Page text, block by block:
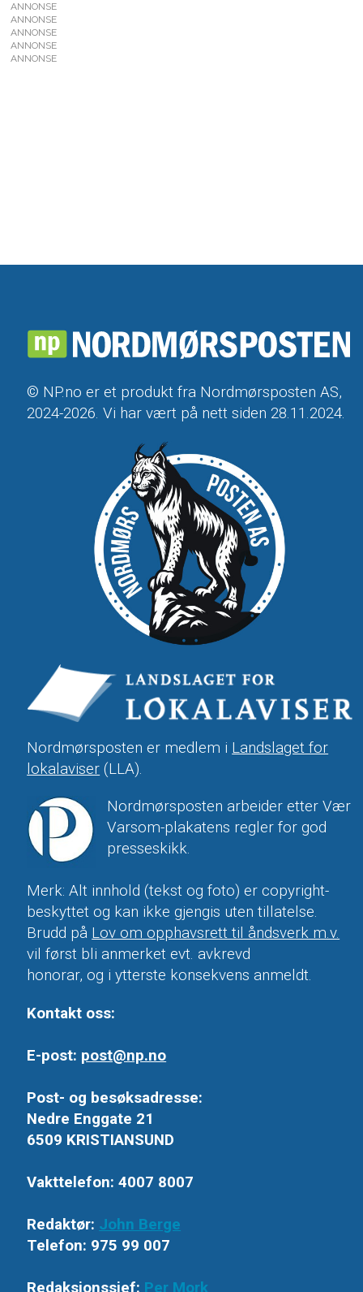
ANNONSE
ANNONSE
ANNONSE
ANNONSE
ANNONSE
© NP.no er et produkt fra Nordmørsposten AS,
2024-2026. Vi har vært på nett siden 28.11.2024.
Nordmørsposten er medlem i Landslaget for
lokalaviser (LLA).
Nordmørsposten arbeider etter Vær
Varsom-plakatens regler for god
presseskikk.
Merk: Alt innhold (tekst og foto) er copyright-
beskyttet og kan ikke gjengis uten tillatelse.
Brudd på Lov om opphavsrett til åndsverk m.v.
vil først bli anmerket evt. avkrevd
honorar, og i ytterste konsekvens anmeldt.
Kontakt oss:
E-post: post@np.no
Post- og besøksadresse:
Nedre Enggate 21
6509 KRISTIANSUND
Vakttelefon: 4007 8007
Redaktør: John Berge
Telefon: 975 99 007
Redaksjonssjef: Per Mork